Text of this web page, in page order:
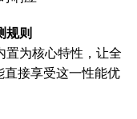
规则
置为核心特性，让全
直接享受这一性能优